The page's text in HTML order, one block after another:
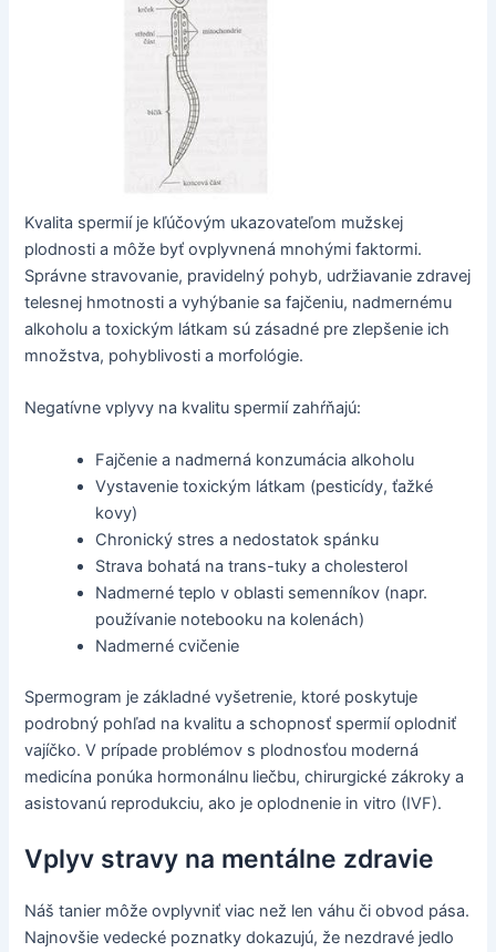
Kvalita spermií je kľúčovým ukazovateľom mužskej
plodnosti a môže byť ovplyvnená mnohými faktormi.
Správne stravovanie, pravidelný pohyb, udržiavanie zdravej
telesnej hmotnosti a vyhýbanie sa fajčeniu, nadmernému
alkoholu a toxickým látkam sú zásadné pre zlepšenie ich
množstva, pohyblivosti a morfológie.
Negatívne vplyvy na kvalitu spermií zahŕňajú:
Fajčenie a nadmerná konzumácia alkoholu
Vystavenie toxickým látkam (pesticídy, ťažké
kovy)
Chronický stres a nedostatok spánku
Strava bohatá na trans-tuky a cholesterol
Nadmerné teplo v oblasti semenníkov (napr.
používanie notebooku na kolenách)
Nadmerné cvičenie
Spermogram je základné vyšetrenie, ktoré poskytuje
podrobný pohľad na kvalitu a schopnosť spermií oplodniť
vajíčko. V prípade problémov s plodnosťou moderná
medicína ponúka hormonálnu liečbu, chirurgické zákroky a
asistovanú reprodukciu, ako je oplodnenie in vitro (IVF).
Vplyv stravy na mentálne zdravie
Náš tanier môže ovplyvniť viac než len váhu či obvod pása.
Najnovšie vedecké poznatky dokazujú, že nezdravé jedlo